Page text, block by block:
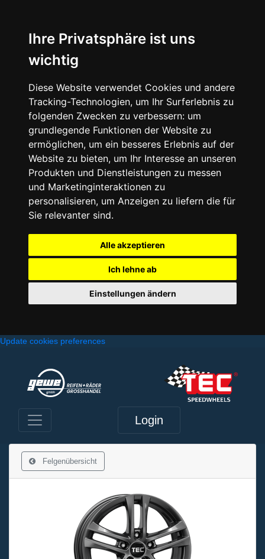
Ihre Privatsphäre ist uns
wichtig
Diese Website verwendet Cookies und andere
Tracking-Technologien, um Ihr Surferlebnis zu
folgenden Zwecken zu verbessern: um
grundlegende Funktionen der Website zu
ermöglichen, um ein besseres Erlebnis auf der
Website zu bieten, um Ihr Interesse an unseren
Produkten und Dienstleistungen zu messen
und Marketinginteraktionen zu
personalisieren, um Anzeigen zu liefern die für
Sie relevanter sind.
Alle akzeptieren
Ich lehne ab
Einstellungen ändern
Update cookies preferences
Login
Felgenübersicht